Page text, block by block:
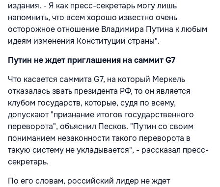
издания. - Я как пресс-секретарь могу лишь
напомнить, что всем хорошо известно очень
осторожное отношение Владимира Путина к любым
идеям изменения Конституции страны".
Путин не ждет приглашения на саммит G7
Что касается саммита G7, на который Меркель
отказалась звать президента РФ, то он является
клубом государств, которые, судя по всему,
допускают "признание итогов государственного
переворота", объяснил Песков. "Путин со своим
пониманием незаконности такого переворота в
такую систему не укладывается", - рассказал пресс-
секретарь.
По его словам, российский лидер не ждет